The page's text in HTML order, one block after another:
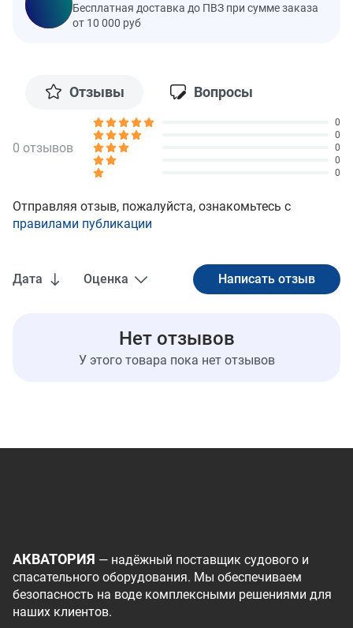
Бесплатная доставка до ПВЗ при сумме заказа
от 10 000 руб
Отзывы Вопросы
Дата Оценка
Нет отзывов
У этого товара пока нет отзывов
0 отзывов
0
0
0
0
0
Отправляя отзыв, пожалуйста, ознакомьтесь с
правилами публикации
АКВАТОРИЯ — надёжный поставщик судового и
спасательного оборудования. Мы обеспечиваем
безопасность на воде комплексными решениями для
наших клиентов.